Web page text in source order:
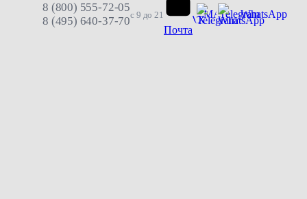
8 (800) 555-72-05
8 (495) 640-37-70с 9 до 21
Почта
MAXTelegramWhatsApp